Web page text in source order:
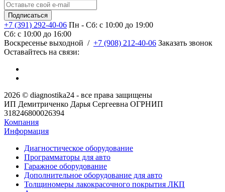
+7 (391) 292-40-06 Пн - Сб: c 10:00 до 19:00
Сб: c 10:00 до 16:00
​Воскресенье выходной / +7 (908) 212-40-06 Заказать звонок
Оставайтесь на связи:
2026 © diagnostika24 - все права защищены
ИП Демитриченко Дарья Сергеевна ОГРНИП
318246800026394
Компания
Информация
Диагностическое оборудование
Программаторы для авто
Гаражное оборудование
Дополнительное оборудование для авто
Толщиномеры лакокрасочного покрытия ЛКП